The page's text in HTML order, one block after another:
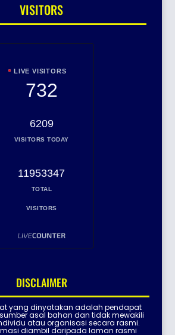
VISITORS
LIVE VISITORS
732
6209
VISITORS TODAY
11953347
TOTAL
VISITORS
DISCLAIMER
yang dinyatakan adalah pendapat
asal bahan dan tidak mewakili
atau organisasi secara rasmi.
diambil daripada laman rasmi